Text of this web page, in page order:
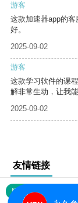
游客
这款加速器app的
好。
2025-09-02
游客
这款学习软件的课
解非常生动，让我
2025-09-02
友情链接
网站地图